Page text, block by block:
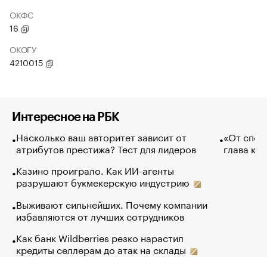
ОКФС
16
ОКОГУ
4210015
Интересное на РБК
Насколько ваш авторитет зависит от
атрибутов престижа? Тест для лидеров
Казино проиграло. Как ИИ-агенты
разрушают букмекерскую индустрию
Выживают сильнейших. Почему компании
избавляются от лучших сотрудников
Как банк Wildberries резко нарастил
кредиты селлерам до атак на склады
«От
глава